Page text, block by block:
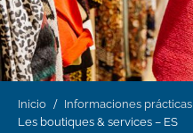
Inicio Informaciones prácticas
Les boutiques & services – ES